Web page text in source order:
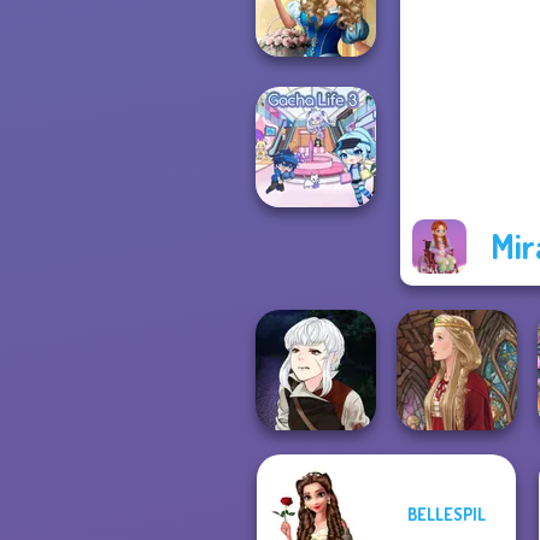
P...
Storybook Glam
Dress Up
Advent...
Gacha Life 3
Manga Creator
Vampire Hunter
P...
BELLESPIL